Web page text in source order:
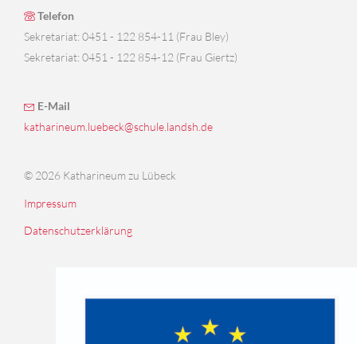
Telefon
Sekretariat: 0451 - 122 854-11 (Frau Bley)
Sekretariat: 0451 - 122 854-12 (Frau Giertz)
E-Mail
katharineum.luebeck@schule.landsh.de
© 2026 Katharineum zu Lübeck
Impressum
Datenschutzerklärung